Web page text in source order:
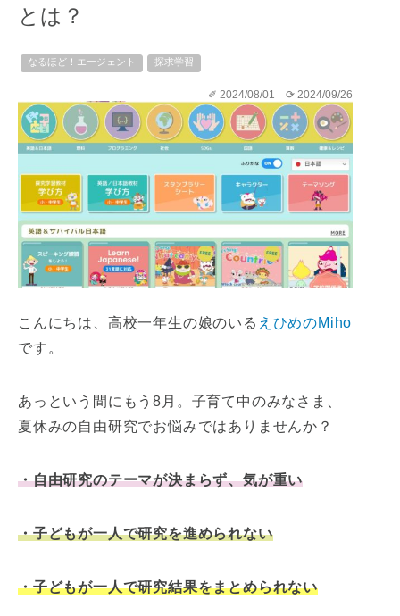
とは？
なるほど！エージェント 探求学習
✐ 2024/08/01 ⟳ 2024/09/26
こんにちは、高校一年生の娘のいる えひめのMiho
です。
あっという間にもう8月。子育て中のみなさま、
夏休みの自由研究でお悩みではありませんか？
・自由研究のテーマが決まらず、気が重い
・子どもが一人で研究を進められない
・子どもが一人で研究結果をまとめられない